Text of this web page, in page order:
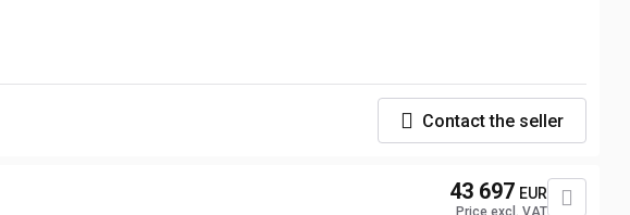
Contact the seller
43 697 EUR
Price excl. VAT